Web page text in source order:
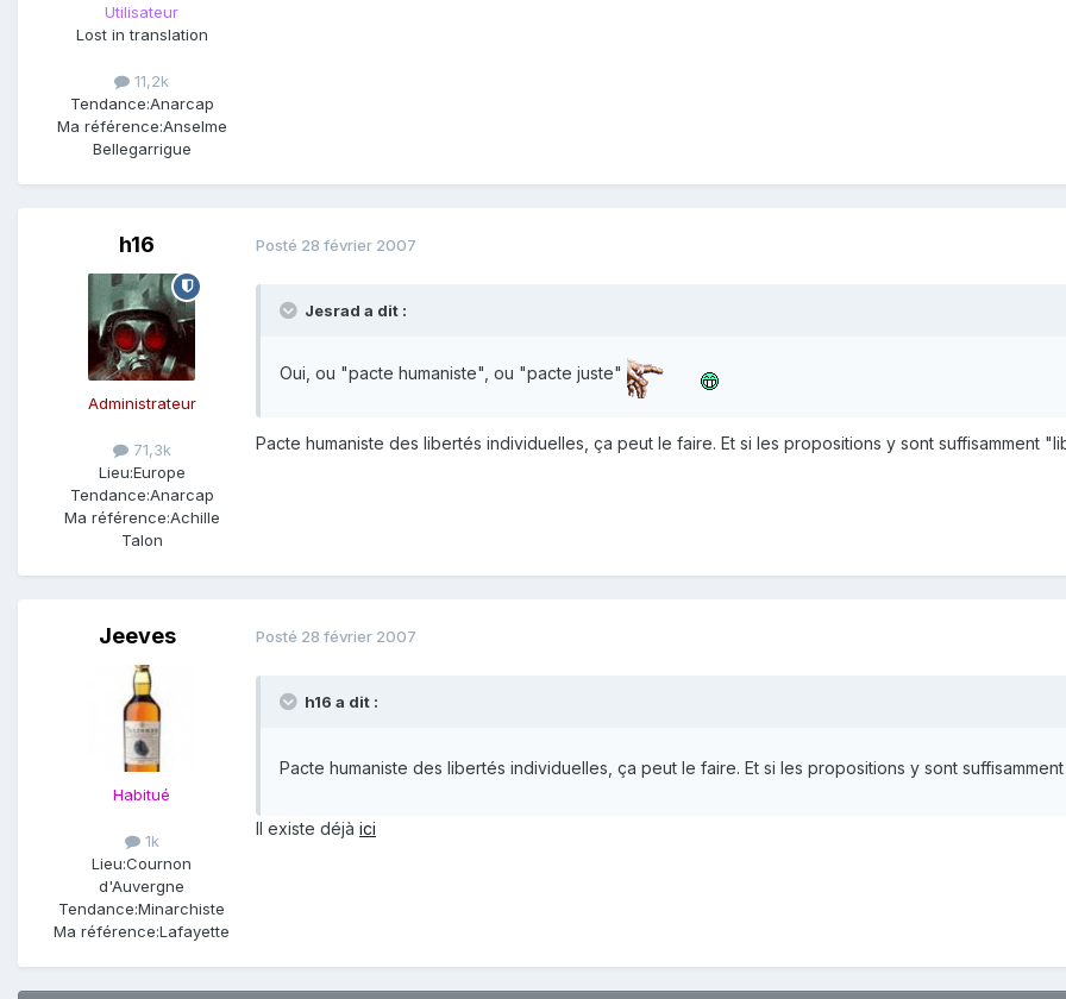
Utilisateur
Lost in translation
11,2k
Tendance:Anarcap
Ma référence:Anselme
Bellegarrigue
h16
Administrateur
71,3k
Lieu:Europe
Tendance:Anarcap
Ma référence:Achille
Talon
Posté 28 février 2007
Jesrad a dit :
Oui, ou "pacte humaniste", ou "pacte juste"
Pacte humaniste des libertés individuelles, ça peut le faire. Et si les propositions y sont suffisamment
Jeeves
Habitué
1k
Lieu:Cournon
d'Auvergne
Tendance:Minarchiste
Ma référence:Lafayette
Posté 28 février 2007
h16 a dit :
Pacte humaniste des libertés individuelles, ça peut le faire. Et si les propositions y sont
Il existe déjà ici